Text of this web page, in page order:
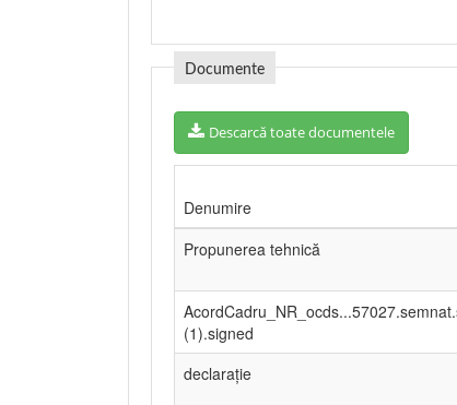
Documente
Descarcă toate documentele
Denumire
Propunerea tehnică
(1).signed
declarație